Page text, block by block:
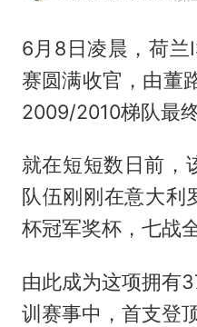
6月8日凌晨，荷兰
赛圆满收官，由董
2009/2010梯队最
就在短短数日前，
队伍刚刚在意大利
杯冠军奖杯，七战
由此成为这项拥有
训赛事中，首支登